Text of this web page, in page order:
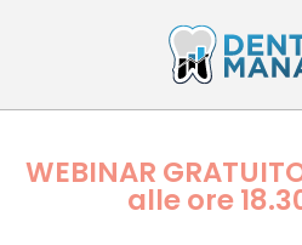
WEBINAR
alle ore